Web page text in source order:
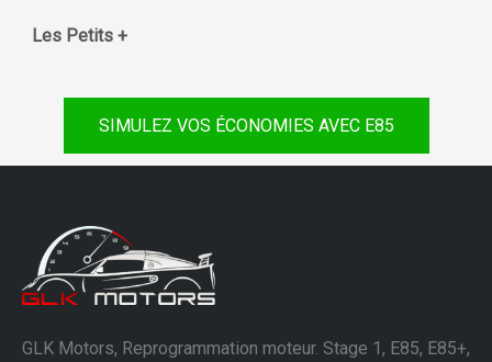
Les Petits +
SIMULEZ VOS ÉCONOMIES AVEC E85
GLK Motors, Reprogrammation moteur. Stage 1, E85, E85+,